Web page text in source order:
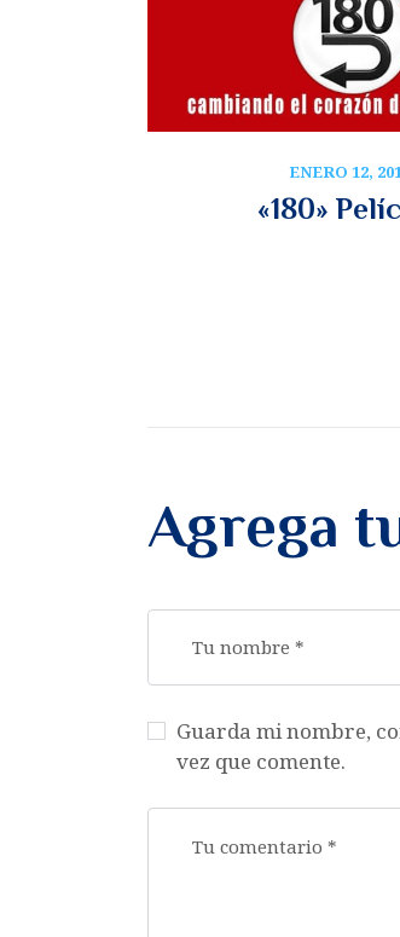
ENERO 12,
«180»
Agrega
Guarda mi nombre,
vez que comente.